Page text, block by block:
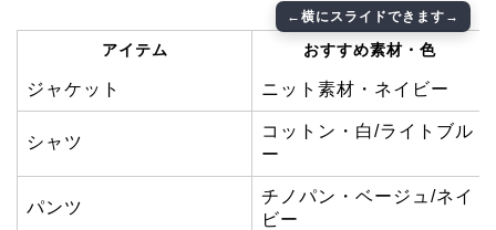
アイテム おすすめ素材・色
ジャケット ニット素材・ネイビー
シャツ
コットン・白/ライトブル
ー
パンツ
チノパン・ベージュ/ネイ
ビー